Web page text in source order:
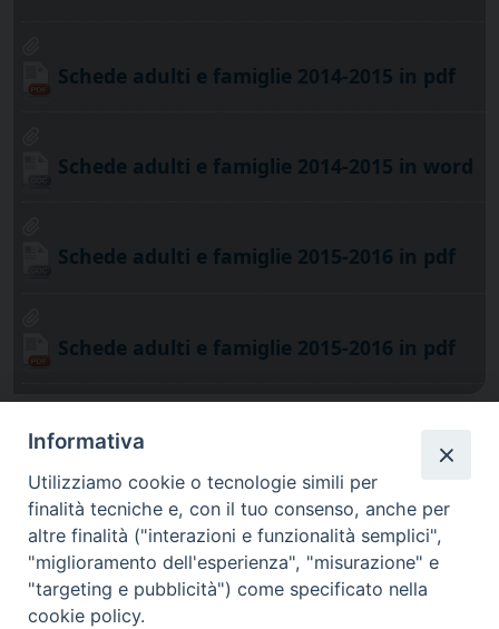
Schede adulti e famiglie 2014-2015 in pdf
Schede adulti e famiglie 2014-2015 in word
Schede adulti e famiglie 2015-2016 in pdf
Schede adulti e famiglie 2015-2016 in pdf
Informativa
Utilizziamo cookie o tecnologie simili per
finalità tecniche e, con il tuo consenso, anche per
altre finalità ("interazioni e funzionalità semplici",
"miglioramento dell'esperienza", "misurazione" e
"targeting e pubblicità") come specificato nella
cookie policy.